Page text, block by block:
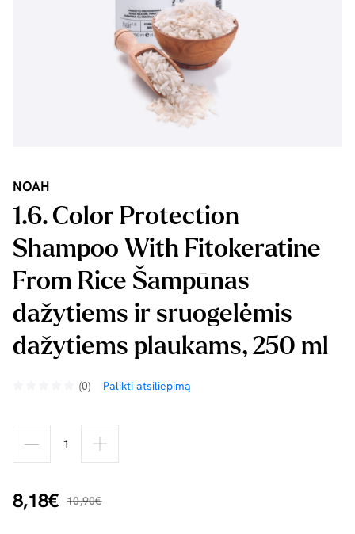
NOAH
1.6. Color Protection
Shampoo With Fitokeratine
From Rice Šampūnas
dažytiems ir sruogelėmis
dažytiems plaukams, 250 ml
(0) Palikti atsiliepimą
8,18€ 10,90€